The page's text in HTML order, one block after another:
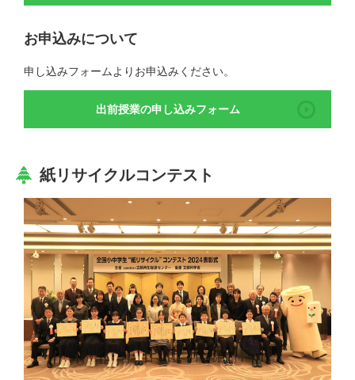
お申込みについて
申し込みフォームよりお申込みください。
出前授業の申し込みフォーム
紙リサイクルコンテスト